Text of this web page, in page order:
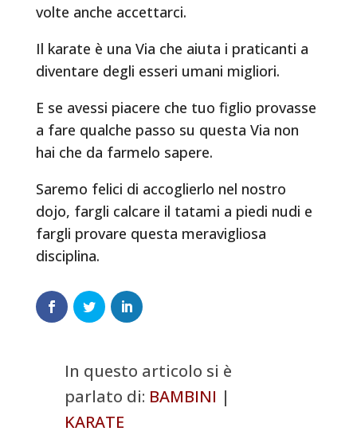
volte anche accettarci.
Il karate è una Via che aiuta i praticanti a
diventare degli esseri umani migliori.
E se avessi piacere che tuo figlio provasse
a fare qualche passo su questa Via non
hai che da farmelo sapere.
Saremo felici di accoglierlo nel nostro
dojo, fargli calcare il tatami a piedi nudi e
fargli provare questa meravigliosa
disciplina.
In questo articolo si è
parlato di: BAMBINI |
KARATE